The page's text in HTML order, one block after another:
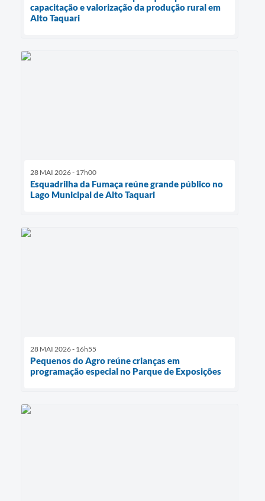
capacitação e valorização da produção rural em
Alto Taquari
28 MAI 2026 - 17h00
Esquadrilha da Fumaça reúne grande público no
Lago Municipal de Alto Taquari
28 MAI 2026 - 16h55
Pequenos do Agro reúne crianças em
programação especial no Parque de Exposições